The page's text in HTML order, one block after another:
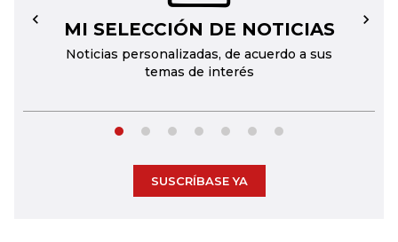
MI SELECCIÓN DE NOTICIAS
Noticias personalizadas, de acuerdo a sus
temas de interés
← →
SUSCRÍBASE YA